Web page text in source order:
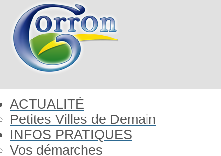
ACTUALITÉ
Petites Villes de Demain
INFOS PRATIQUES
Vos démarches